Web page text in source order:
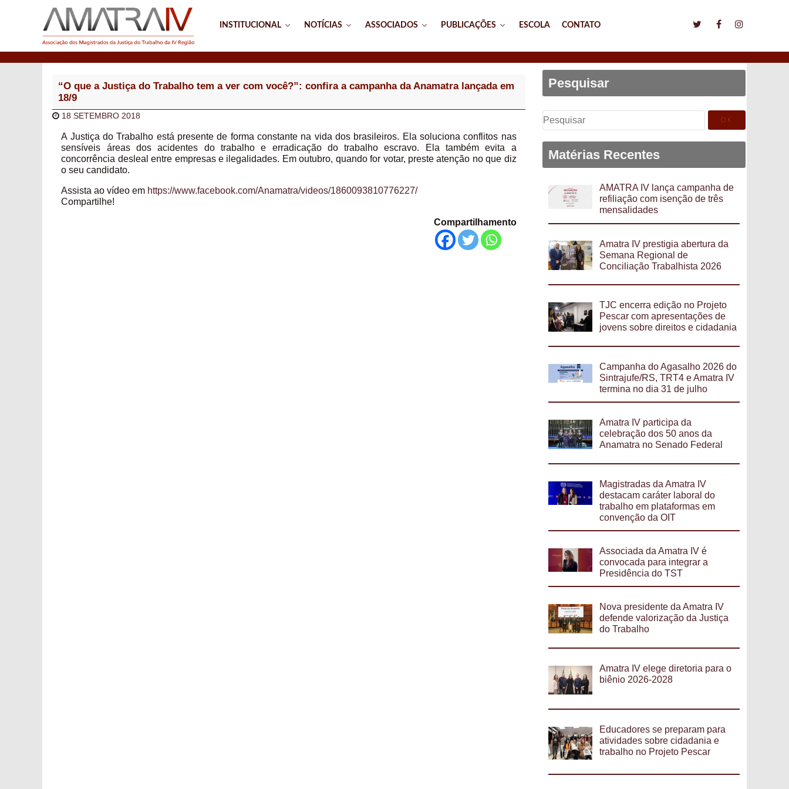
INSTITUCIONAL NOTÍCIAS ASSOCIADOS PUBLICAÇÕES ESCOLA CONTATO
“O que a Justiça do Trabalho tem a ver com você?”: confira a campanha da Anamatra lançada em
18/9
18 SETEMBRO 2018
A Justiça do Trabalho está presente de forma constante na vida dos brasileiros. Ela soluciona conflitos nas
sensíveis áreas dos acidentes do trabalho e erradicação do trabalho escravo. Ela também evita a
concorrência desleal entre empresas e ilegalidades. Em outubro, quando for votar, preste atenção no que diz
o seu candidato.
Assista ao vídeo em https://www.facebook.com/Anamatra/videos/1860093810776227/
Compartilhe!
Compartilhamento
Pesquisar
Pesquisar
por:
Matérias Recentes
AMATRA IV lança campanha de
refiliação com isenção de três
mensalidades
Amatra IV prestigia abertura da
Semana Regional de
Conciliação Trabalhista 2026
TJC encerra edição no Projeto
Pescar com apresentações de
jovens sobre direitos e cidadania
Campanha do Agasalho 2026 do
Sintrajufe/RS, TRT4 e Amatra IV
termina no dia 31 de julho
Amatra IV participa da
celebração dos 50 anos da
Anamatra no Senado Federal
Magistradas da Amatra IV
destacam caráter laboral do
trabalho em plataformas em
convenção da OIT
Associada da Amatra IV é
convocada para integrar a
Presidência do TST
Nova presidente da Amatra IV
defende valorização da Justiça
do Trabalho
Amatra IV elege diretoria para o
biênio 2026-2028
Educadores se preparam para
atividades sobre cidadania e
trabalho no Projeto Pescar